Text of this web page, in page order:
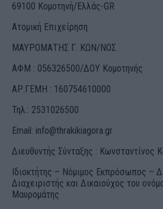
69100 Κομοτηνή/Ελλάς-GR
Ατομική Επιχείρηση
ΜΑΥΡΟΜΑΤΗΣ Γ. ΚΩΝ/ΝΟΣ
ΑΦΜ : 056326500/ΔOΥ Κομοτηνής
ΑΡ.ΓΕΜΗ : 160754610000
Τηλ.: 2531026500
Email: info@thrakikiagora.gr
Διευθυντής Σύνταξης : Κωνσταντίνος
Ιδιοκτήτης – Νόμιμος Εκπρόσωπος –
Διαχειριστής και Δικαιούχος του
Μαυρομάτης